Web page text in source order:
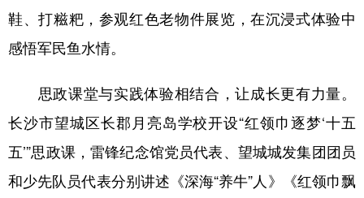
文化产业
地方频道
北京 天津 河北 山西
辽宁 吉林 上海 江苏
浙江 安徽 福建 江西
鞋、打糍粑，参观红色老物件展览，在沉浸式体验中
感悟军民鱼水情。
思政课堂与实践体验相结合，让成长更有力量。
长沙市望城区长郡月亮岛学校开设“红领巾逐梦‘十五
五’”思政课，雷锋纪念馆党员代表、望城城发集团团员
和少先队员代表分别讲述《深海“养牛”人》《红领巾飘